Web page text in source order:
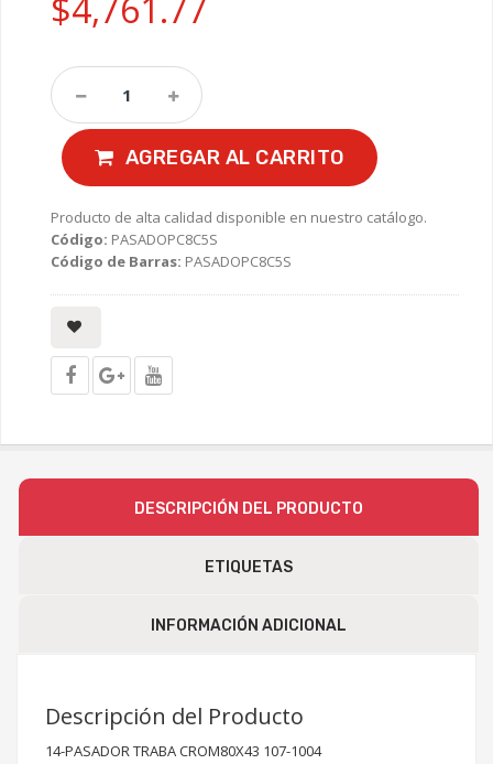
AGREGAR AL CARRITO
Producto de alta calidad disponible en nuestro catálogo.
Código: PASADOPC8C5S
Código de Barras: PASADOPC8C5S
DESCRIPCIÓN DEL PRODUCTO
ETIQUETAS
INFORMACIÓN ADICIONAL
Descripción del Producto
14-PASADOR TRABA CROM80X43 107-1004